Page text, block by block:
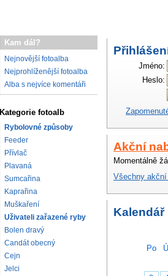
Kam dál?
Nejnovější fotoalba
Nejprohlíženější fotoalba
Alba s nejvíce komentáři
Kategorie fotoalb
Rybolovné způsoby
Feeder
Přívlač
Plavaná
Sumcařina
Kaprařina
Muškaření
Uživateli zařazené ryby
Bolen dravý
Candát obecný
Cejn
Jelci
Jméno:
Heslo:
Akční
Momentálně
Všechny
Po